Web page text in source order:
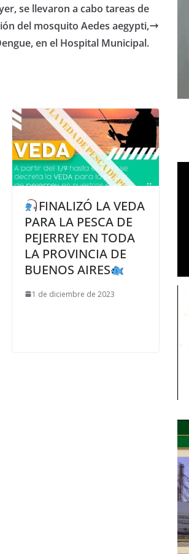
se llevaron a cabo tareas de
del mosquito Aedes aegypti,
en el Hospital Municipal.
FINALIZÓ LA VEDA
PARA LA PESCA DE
PEJERREY EN TODA
LA PROVINCIA DE
BUENOS AIRES
1 de diciembre de 2023